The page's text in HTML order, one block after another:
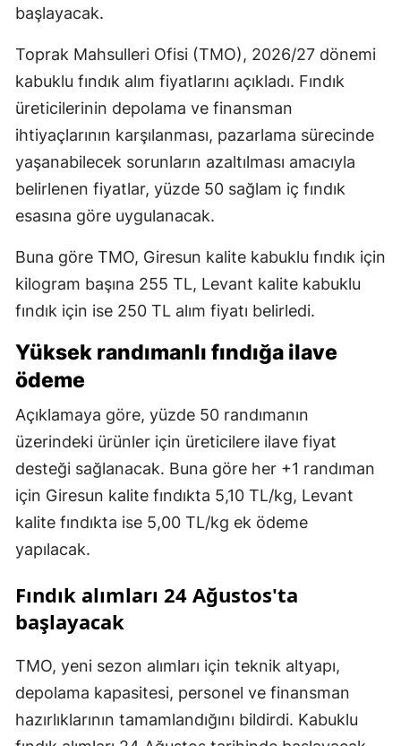
başlayacak.
Toprak Mahsulleri Ofisi (TMO), 2026/27 dönemi
kabuklu fındık alım fiyatlarını açıkladı. Fındık
üreticilerinin depolama ve finansman
ihtiyaçlarının karşılanması, pazarlama sürecinde
yaşanabilecek sorunların azaltılması amacıyla
belirlenen fiyatlar, yüzde 50 sağlam iç fındık
esasına göre uygulanacak.
Buna göre TMO, Giresun kalite kabuklu fındık için
kilogram başına 255 TL, Levant kalite kabuklu
fındık için ise 250 TL alım fiyatı belirledi.
Yüksek randımanlı fındığa ilave
ödeme
Açıklamaya göre, yüzde 50 randımanın
üzerindeki ürünler için üreticilere ilave fiyat
desteği sağlanacak. Buna göre her +1 randıman
için Giresun kalite fındıkta 5,10 TL/kg, Levant
kalite fındıkta ise 5,00 TL/kg ek ödeme
yapılacak.
Fındık alımları 24 Ağustos'ta
başlayacak
TMO, yeni sezon alımları için teknik altyapı,
depolama kapasitesi, personel ve finansman
hazırlıklarının tamamlandığını bildirdi. Kabuklu